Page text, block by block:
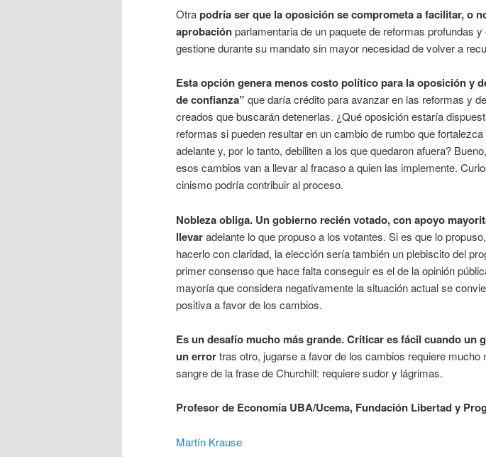
Otrapodría ser que la oposición se comprometa a facilitar, o
aprobaciónparlamentariade un paquete de reformas profundas y
gestione durante su mandato sin mayor necesidad de volver a
Esta opción genera menos costo político para la oposición y
de confianza” que daría crédito para avanzar en las reformas y
creados que buscarán detenerlas. ¿Qué oposición estaría
reformas si pueden resultar en un cambio de rumbo que
adelante y, por lo tanto, debiliten a los que quedaron afuera?
esos cambios van a llevar al fracaso a quien las implemente.
cinismo podría contribuir al proceso.
Nobleza obliga. Un gobierno recién votado, con apoyo
llevaradelante lo que propuso a los votantes. Si es que lo
hacerlo con claridad, la elección sería también un plebiscito del
primer consenso que hace falta conseguir es el de la opinión
mayoría que considera negativamente la situación actual se
positiva a favor de los cambios.
Es un desafío mucho más grande. Criticar es fácil cuando un
un errortras otro, jugarse a favor de los cambios requiere mucho
sangre de la frase de Churchill: requiere sudor y lágrimas.
Profesor de Economía UBA/Ucema, Fundación Libertad y
Martín Krause